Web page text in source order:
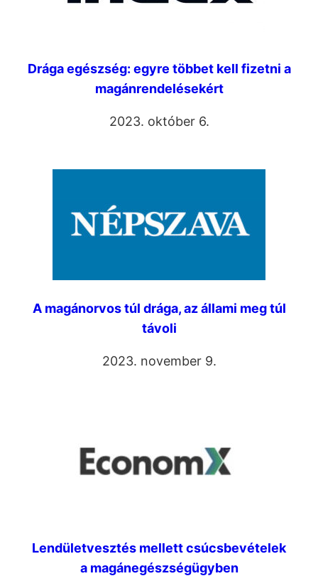
Drága egészség: egyre többet kell fizetni a
magánrendelésekért
2023. október 6.
A magánorvos túl drága, az állami meg túl
távoli
2023. november 9.
Lendületvesztés mellett csúcsbevételek
a magánegészségügyben